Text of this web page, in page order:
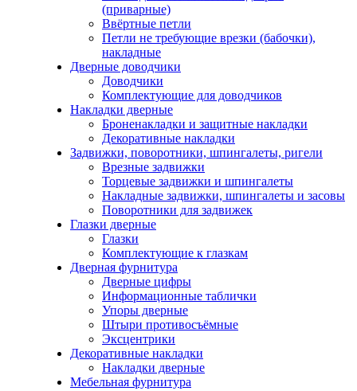
(приварные)
Ввёртные петли
Петли не требующие врезки (бабочки),
накладные
Дверные доводчики
Доводчики
Комплектующие для доводчиков
Накладки дверные
Броненакладки и защитные накладки
Декоративные накладки
Задвижки, поворотники, шпингалеты, ригели
Врезные задвижки
Торцевые задвижки и шпингалеты
Накладные задвижки, шпингалеты и засовы
Поворотники для задвижек
Глазки дверные
Глазки
Комплектующие к глазкам
Дверная фурнитура
Дверные цифры
Информационные таблички
Упоры дверные
Штыри противосъёмные
Эксцентрики
Декоративные накладки
Накладки дверные
Мебельная фурнитура